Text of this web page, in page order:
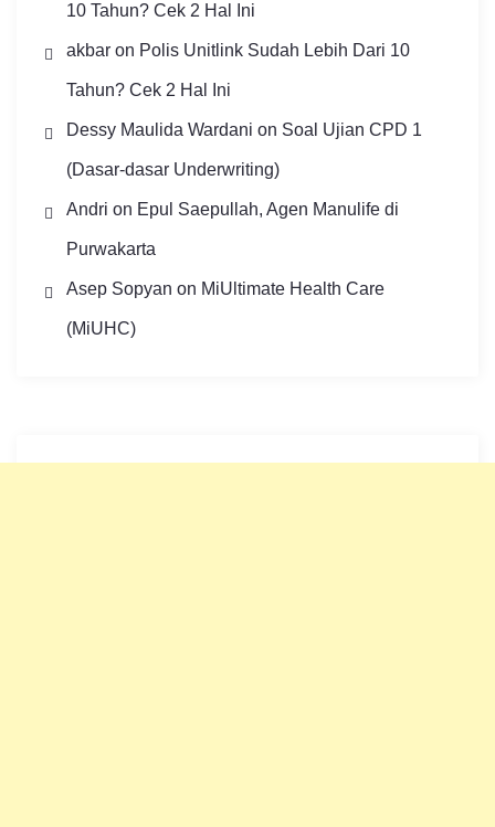
10 Tahun? Cek 2 Hal Ini
akbaron Polis Unitlink Sudah Lebih Dari 10
Tahun? Cek 2 Hal Ini
Dessy Maulida Wardani on Soal Ujian CPD 1
(Dasar-dasar Underwriting)
Andri on Epul Saepullah, Agen Manulife di
Purwakarta
Asep Sopyan on MiUltimate Health Care
(MiUHC)